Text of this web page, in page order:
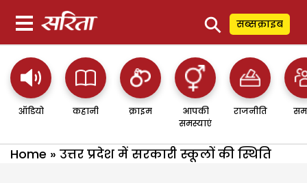
⚲ सब्सक्राइब
ऑडियो कहानी क्राइम
आपकी
समस्याएं
राजनीति
Home » उत्तर प्रदेश में सरकारी स्कूलों की स्थिति